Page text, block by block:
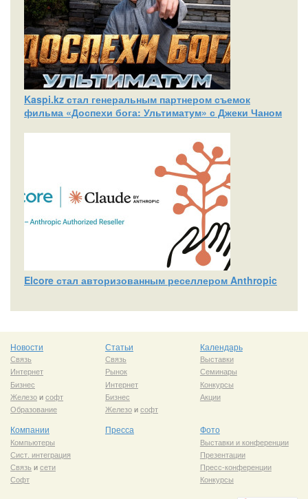
Kaspi.kz стал генеральным партнером съемок
фильма «Доспехи бога: Ультиматум» с Джеки Чаном
Elcore стал авторизованным реселлером Anthropic
Новости
Связь
Интернет
Бизнес
Железоисофт
Образование
Статьи
Связь
Рынок
Интернет
Бизнес
Железоисофт
Календарь
Выставки
Семинары
Конкурсы
Акции
Компании
Компьютеры
Сист. интеграция
Связь исети
Софт
Пресса Фото
Выставки и конференции
Презентации
Пресс-конференции
Конкурсы